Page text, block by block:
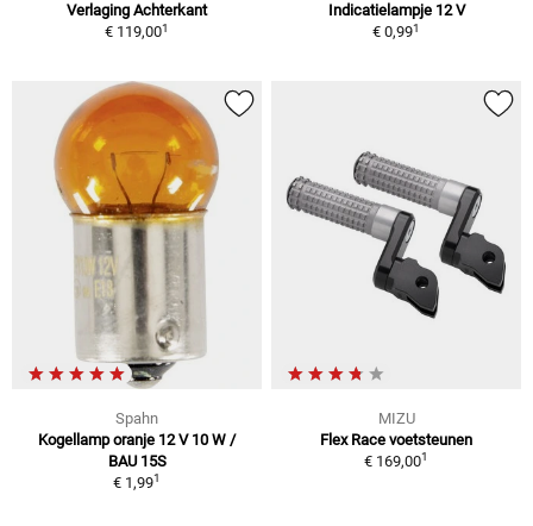
Verlaging Achterkant
€ 119,001
Indicatielampje 12 V
€ 0,991
Spahn
Kogellamp oranje 12 V 10 W /
BAU 15S
€ 1,991
MIZU
Flex Race voetsteunen
€ 169,001